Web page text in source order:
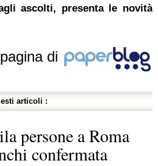
ascolti, presenta le novità
di
articoli :
persone a Roma
confermata